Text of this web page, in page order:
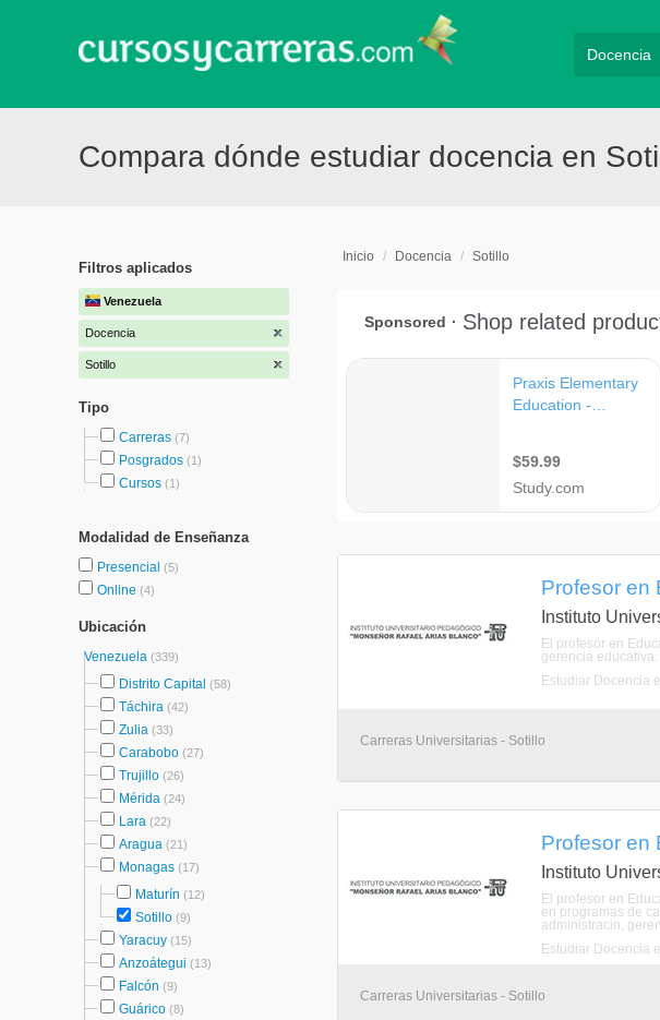
Compara dónde estudiar docencia en
Filtros aplicados
Venezuela
Docencia
Sotillo
Tipo
Carreras (7)
Posgrados (1)
Cursos (1)
Modalidad de Enseñanza
Presencial (5)
Online (4)
Ubicación
Venezuela (339)
Distrito Capital (58)
Táchira (42)
Zulia (33)
Carabobo (27)
Trujillo (26)
Mérida (24)
Lara (22)
Aragua (21)
Monagas (17)
Maturín (12)
Sotillo (9)
Yaracuy (15)
Anzoátegui (13)
Falcón (9)
Guárico (8)
Inicio / Docencia / Sotillo
Profesor en
Instituto
El profesor en
gerencia educativa.
Estudiar Docencia
Carreras Universitarias - Sotillo
Profesor en
Instituto
El profesor en
en programas de
administracin,
Estudiar Docencia
Carreras Universitarias - Sotillo